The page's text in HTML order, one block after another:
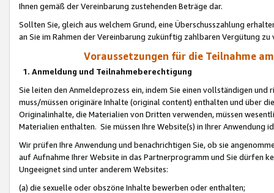
Ihnen gemäß der Vereinbarung zustehenden Beträge dar.
Sollten Sie, gleich aus welchem Grund, eine Überschusszahlung
an Sie im Rahmen der Vereinbarung zukünftig zahlbaren Vergütung zu
Voraussetzungen für die Teilnahme
1. Anmeldung und Teilnahmeberechtigung
Sie leiten den Anmeldeprozess ein, indem Sie einen vollständigen
muss/müssen originäre Inhalte (original content) enthalten und über
Originalinhalte, die Materialien von Dritten verwenden, müssen
Materialien enthalten. Sie müssen Ihre Website(s) in Ihrer Anwendung
Wir prüfen Ihre Anwendung und benachrichtigen Sie, ob sie
auf Aufnahme Ihrer Website in das Partnerprogramm und Sie dürfen
Ungeeignet sind unter anderem Websites:
(a) die sexuelle oder obszöne Inhalte bewerben oder enthalten;